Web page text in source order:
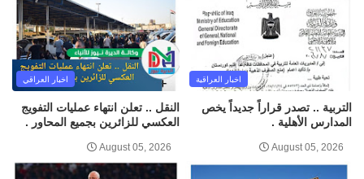
اخبار العراقية
التربية .. تصدر قراراً جديداً يخص
المدارس الأهلية .
August 05, 2026
اخبار العراقي
النقل .. تعلن انتهاء عمليات التفويج
العكسي للزائرين بجميع المحاور .
August 05, 2026